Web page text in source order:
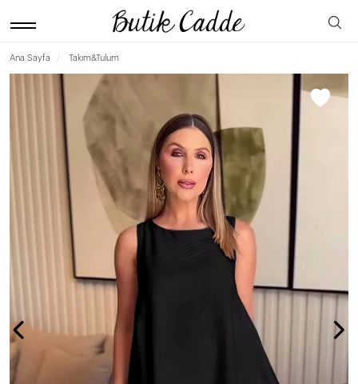
Ana Sayfa Takım&Tulum